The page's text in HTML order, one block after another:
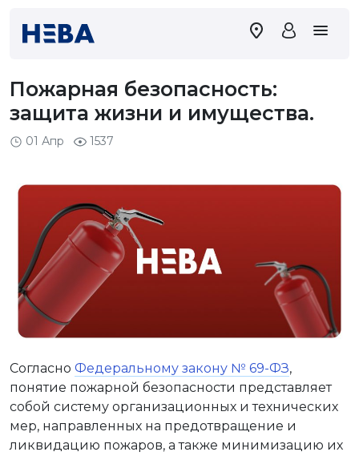
Пожарная безопасность:
защита жизни и имущества.
01 Апр 1537
Согласно Федеральному закону № 69-ФЗ,
понятие пожарной безопасности представляет
собой систему организационных и технических
мер, направленных на предотвращение и
ликвидацию пожаров, а также минимизацию их